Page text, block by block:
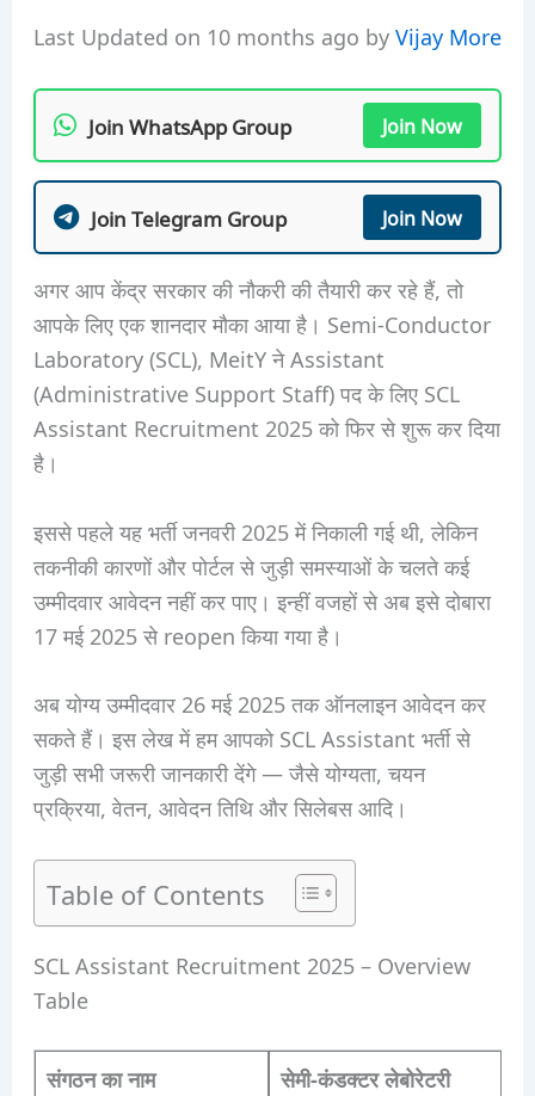
Last Updated on 10 months ago byVijay More
Join WhatsApp Group Join Now
Join Telegram Group Join Now
अगर आप केंद्र सरकार की नौकरी की तैयारी कर रहे हैं, तो
आपके लिए एक शानदार मौका आया है। Semi-Conductor
Laboratory (SCL), MeitY ने Assistant
(Administrative Support Staff) पद के लिए SCL
Assistant Recruitment 2025 को फिर से शुरू कर दिया
है।
इससे पहले यह भर्ती जनवरी 2025 में निकाली गई थी, लेकिन
तकनीकी कारणों और पोर्टल से जुड़ी समस्याओं के चलते कई
उम्मीदवार आवेदन नहीं कर पाए। इन्हीं वजहों से अब इसे दोबारा
17 मई 2025 से reopen किया गया है।
अब योग्य उम्मीदवार 26 मई 2025 तक ऑनलाइन आवेदन कर
सकते हैं। इस लेख में हम आपको SCL Assistant भर्ती से
जुड़ी सभी जरूरी जानकारी देंगे — जैसे योग्यता, चयन
प्रक्रिया, वेतन, आवेदन तिथि और सिलेबस आदि।
Table of Contents
SCL Assistant Recruitment 2025 – Overview
Table
संगठन का नाम
सेमी-कंडक्टर लेबोरेटरी